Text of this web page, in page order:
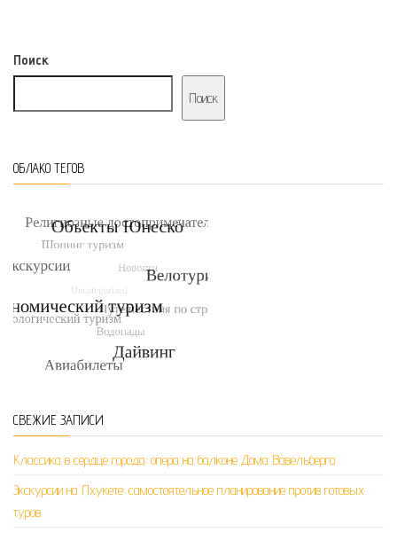
Поиск
Поиск
ОБЛАКО ТЕГОВ
СВЕЖИЕ ЗАПИСИ
Классика в сердце города: опера на балконе Дома Вавельберга
Экскурсии на Пхукете: самостоятельное планирование против готовых
туров